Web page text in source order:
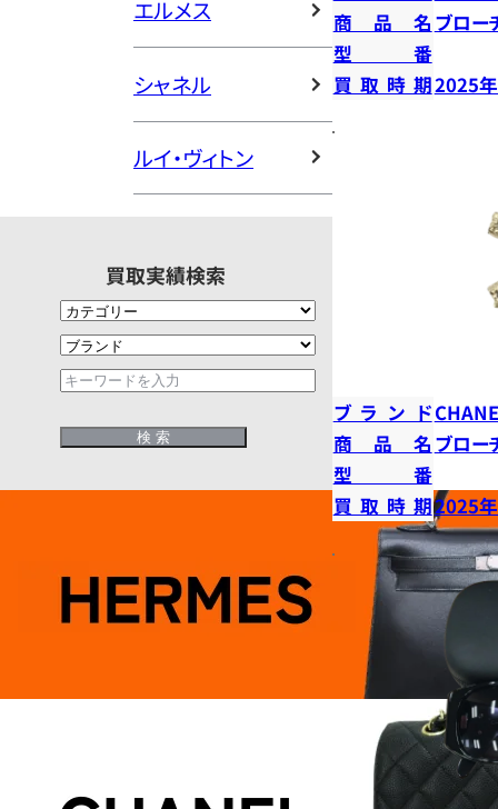
エルメス
シャネル
ルイ・ヴィトン
買取実績検索
商品名 ブロー
型番
買取時期2025
ブランド
商品名 ブロー
型番
買取時期2025